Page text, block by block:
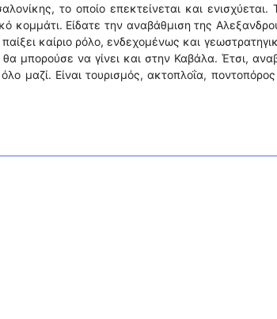
το οποίο επεκτείνεται και ενισχύεται.
κομμάτι. Είδατε την αναβάθμιση της
καίριο ρόλο, ενδεχομένως και
θα μπορούσε να γίνει και στην Καβάλα. Έτσι,
μαζί. Είναι τουρισμός, ακτοπλοΐα,